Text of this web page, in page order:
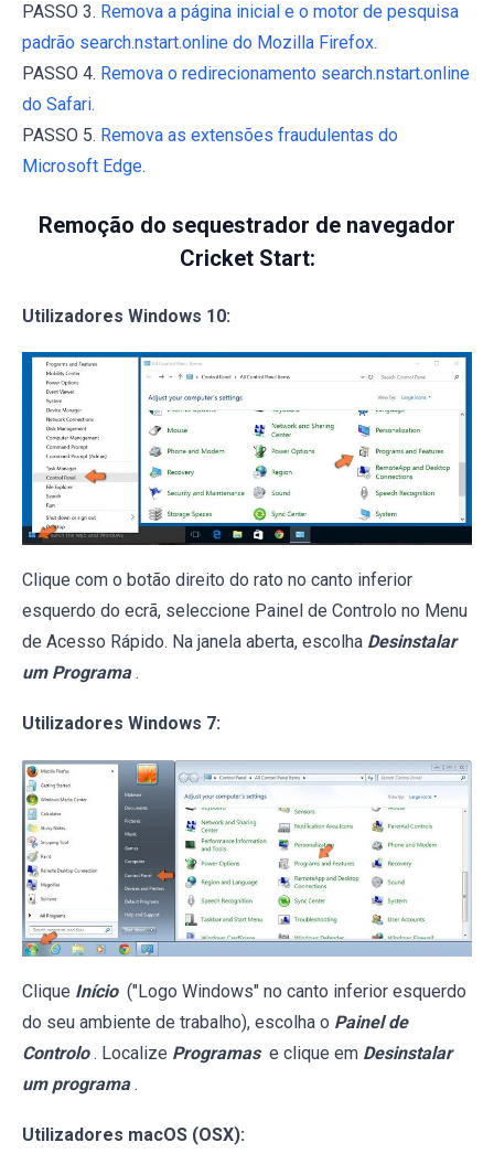
PASSO 3. Remova a página inicial e o motor de pesquisa
padrão search.nstart.online do Mozilla Firefox.
PASSO 4. Remova o redirecionamento search.nstart.online
do Safari.
PASSO 5. Remova as extensões fraudulentas do
Microsoft Edge.
Remoção do sequestrador de navegador
Cricket Start:
Utilizadores Windows 10:
Clique com o botão direito do rato no canto inferior
esquerdo do ecrã, seleccione Painel de Controlo no Menu
de Acesso Rápido. Na janela aberta, escolha Desinstalar
um Programa .
Utilizadores Windows 7:
Clique Início ("Logo Windows" no canto inferior esquerdo
do seu ambiente de trabalho), escolha o Painel de
Controlo . Localize Programas e clique em Desinstalar
um programa .
Utilizadores macOS (OSX):